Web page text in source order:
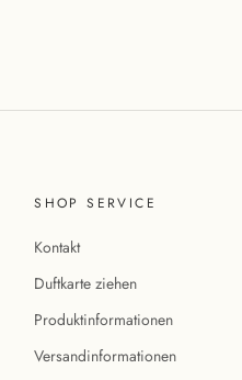
SHOP SERVICE
Kontakt
Duftkarte ziehen
Produktinformationen
Versandinformationen